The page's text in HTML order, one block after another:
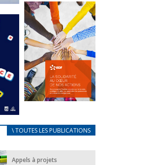
La
prévention
des conflits
d’intérêts
18 septembre 2023
FEUILLETER
au coeur de
nos actions
FEUILLETER
\ TOUTES LES PUBLICATIONS
Appels à projets